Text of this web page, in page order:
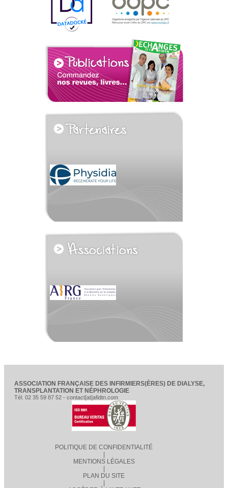
voir tous les partenaires
ASSOCIATION FRANÇAISE DES INFIRMIERS(ÈRES) DE DIALYSE,
TRANSPLANTATION ET NÉPHROLOGIE
Tél. 02 35 59 87 52 - contact[at]afidtn.com
POLITIQUE DE CONFIDENTIALITÉ
MENTIONS LÉGALES
PLAN DU SITE